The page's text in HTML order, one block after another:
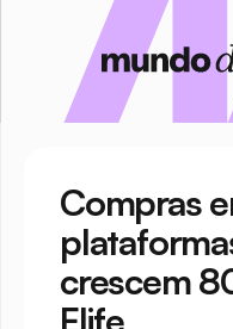
Compras
crescem
Elife